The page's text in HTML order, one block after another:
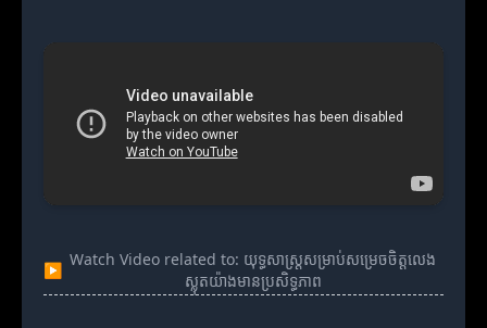
▶
Watch Video related to: យុទ្ធសាស្ត្រសម្រាប់សម្រេចចិត្តលេង
ស្លុតយ៉ាងមានប្រសិទ្ធភាព